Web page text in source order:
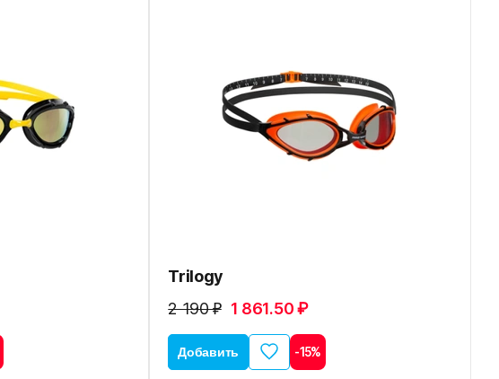
Trilogy
2 190 ₽ 1 861.50 ₽
Добавить -15%